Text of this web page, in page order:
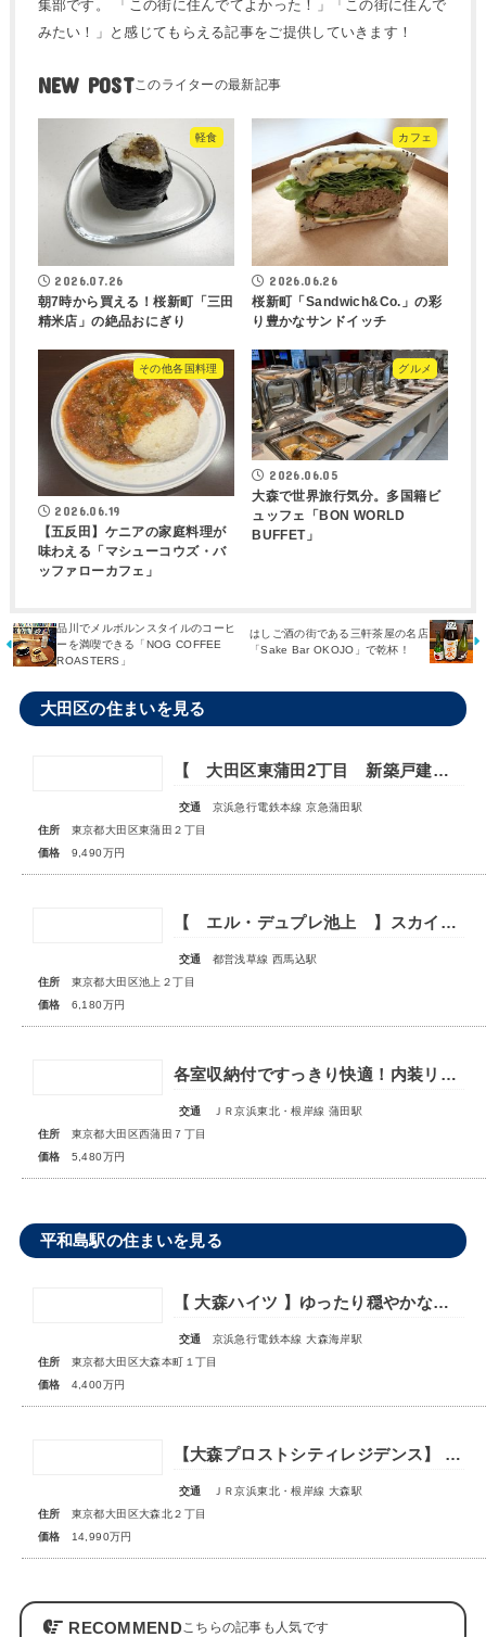
集部です。 「この街に住んでてよかった！」「この街に住んで
みたい！」と感じてもらえる記事をご提供していきます！
NEW POST
軽食
2026.07.26
朝7時から買える！桜新町「三田
精米店」の絶品おにぎり
カフェ
2026.06.26
桜新町「Sandwich&Co.」の彩
り豊かなサンドイッチ
その他各国料理
2026.06.19
【五反田】ケニアの家庭料理が
味わえる「マシューコウズ・バ
ッファローカフェ」
グルメ
2026.06.05
大森で世界旅行気分。多国籍ビ
ュッフェ「BON WORLD
BUFFET」
品川でメルボルンスタイルのコーヒ
ーを満喫できる「NOG COFFEE
ROASTERS」
はしご酒の街である三軒茶屋の名店
「Sake Bar OKOJO」で乾杯！
大田区の住まいを見る
【 大田区東蒲田2丁目 新築戸建 】―設備充実の快適邸宅―
交通
京浜急行電鉄本線 京急蒲田駅
住所
東京都大田区東蒲田２丁目
価格
9,490万円
【 エル・デュプレ池上 】スカイガーデン付き♪戸建感覚のメゾネットのお部屋
交通
都営浅草線 西馬込駅
住所
東京都大田区池上２丁目
価格
6,180万円
各室収納付ですっきり快適！内装リニューアル【ライオンズマンション西蒲田】
交通
ＪＲ京浜東北・根岸線 蒲田駅
住所
東京都大田区西蒲田７丁目
価格
5,480万円
平和島駅の住まいを見る
【 大森ハイツ 】ゆったり穏やかなリビングが魅力の1LDKがリニューアル！
交通
京浜急行電鉄本線 大森海岸駅
住所
東京都大田区大森本町１丁目
価格
4,400万円
【大森プロストシティレジデンス】 JR京浜東北線「大森」駅徒歩8分 アフターサービス保証付きのリノベーショされたお部屋
交通
ＪＲ京浜東北・根岸線 大森駅
住所
東京都大田区大森北２丁目
価格
14,990万円
RECOMMEND